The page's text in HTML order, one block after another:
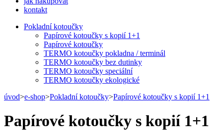
kontakt
Pokladní kotoučky
Papírové kotoučky s kopií 1+1
Papírové kotoučky
TERMO kotoučky pokladna / terminál
TERMO kotoučky bez dutinky
TERMO kotoučky speciální
TERMO kotoučky ekologické
úvod>e-shop>Pokladní kotoučky>Papírové kotoučky s kopií 1+1
Papírové kotoučky s kopií 1+1